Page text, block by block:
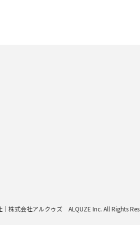
式会社アルクゥズ ALQUZE Inc. All Rights